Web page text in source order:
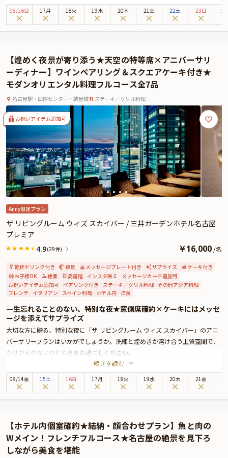
統的×現代風の本格フレンチをご堪能いただける人気レストランです。
お席は、ロマンティックなプロポーズに向けたムード作りに最適な夜景を望む
典の乾杯酒と共にご堪能ください。
また、数々のプロポーズを見守ってきたプロポーズコンシェルジュの手厚いサ
ポート付きなので、理想のプロポーズが叶うこと間違いありません。
さらに、高層階からの夜景が幻想的なチャペルの貸切や本数が選べる(12本・
44本・108本)バラの花束、メッセージプレートなどの特典もご用意いたしま
す。
上質な空間と絶品フレンチ、プロポーズを後押しする特典満載の本プランで、
いつまでも記憶に残る素敵なひとときをお過ごしください。
※当日ご案内するチャペルは、掲載写真と装飾などが異なる場合がございま
す。予めご了承ください。
08/16日 17月 18火 19水 20木 21金 22土 23日
【煌めく夜景が寄り添う★天空の特等席×アニバーサリ
ーディナー】ワインペアリング＆スクエアケーキ付き★
モダンオリエンタル料理フルコース全7品
名古屋駅・国際センター・納屋橋 ステーキ／グリル料理
お祝いアイテム追加可
Anny限定プラン
ザ リビングルーム ウィズ スカイバー / 三井ガーデンホテル名古屋
プレミア
4.9(29件) ￥16,000 /名
乾杯ドリンク付き 夜景 メッセージプレート付き サプライズ
ケーキ付き
お子様OK
絶景 高層階 インスタ映え
メッセージカード追加可
お祝いアイテム追加可 ペアリング付き ステーキ／グリル料理 その他アジア料理
フレンチ イタリアン スペイン料理 ホテル内 洋食
一生忘れることのない、特別な夜★窓側席確約×ケーキにはメッセ
ージを添えてサプライズ
大切な方に贈る、特別な夜に「ザ リビングルーム ウィズ スカイバー」のアニ
バーサリープランはいかがでしょうか。洗練と煌めきが溶け合う上質空間で、
かけがえのないひとときをお過ごしください。
三井ガーデンホテル名古屋プレミアのメインダイニング「ザ リビングルーム
ウィズ スカイバー」。地上18階のフロアへ一歩足を踏み入れると、モダンで
遊び心溢れた空間が迎えてくれます。開放感たっぷりの窓ガラス越しには、名
上質なおもてなしと共に、心に優しく残る、温かな記憶となることでしょう。
お召し上がりいただくのは、「ザ リビングルーム ウィズ スカイバー」自慢の
ディナーコース。さらに、お料理と相性抜群のワインペアリングと、デザート
続きを読む
08/14金 15土 16日 17月 18火 19水 20木 21金
【ホテル内個室確約★結納・顔合わせプラン】魚と肉の
Wメイン！フレンチフルコース★名古屋の絶景を見下ろ
しながら美食を堪能